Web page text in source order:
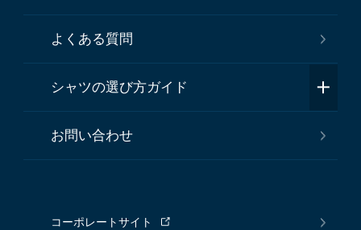
よくある質問
シャツの選び方ガイド
お問い合わせ
コーポレートサイト